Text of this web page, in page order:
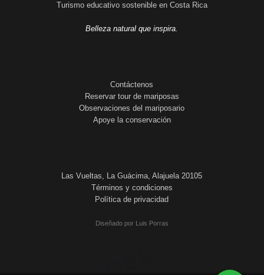
Turismo educativo sostenible en Costa Rica
Belleza natural que inspira.
Contáctenos
Reservar tour de mariposas
Observaciones del mariposario
Apoye la conservación
Las Vueltas, La Guácima, Alajuela 20105
Términos y condiciones
Política de privacidad
Diseñado por Luis Porras